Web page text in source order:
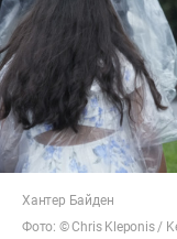
Хантер Байден
Фото: © Chris Kleponis /